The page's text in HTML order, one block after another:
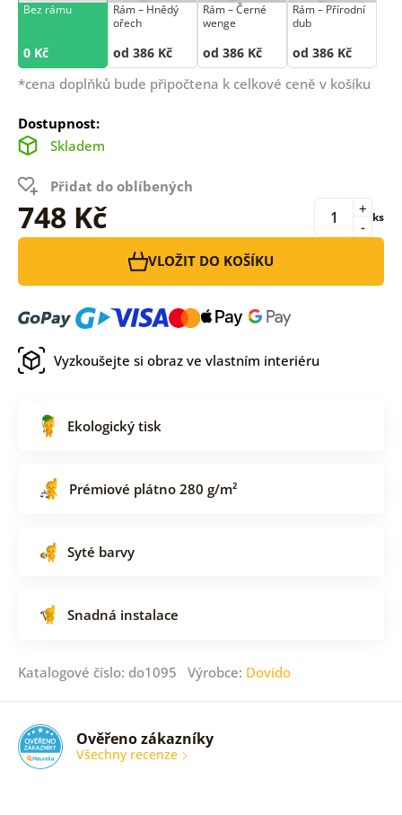
Bez rámu
0 Kč
Rám –⁠⁠⁠⁠⁠⁠ Hnědý
ořech
od 386 Kč
Rám –⁠⁠⁠⁠⁠⁠ Černé
wenge
od 386 Kč
Rám –⁠⁠⁠⁠⁠⁠ Přírodní
dub
od 386 Kč
*cena doplňků bude připočtena k celkové ceně v košíku
Dostupnost:
Skladem
Přidat do oblíbených
748 Kč -
+ ks
VLOŽIT DO KOŠÍKU
Vyzkoušejte si obraz ve vlastním interiéru
Ekologický tisk
Prémiové plátno 280 g/m²
Syté barvy
Snadná instalace
Katalogové číslo: do1095 Výrobce: Dovido
Ověřeno zákazníky
Všechny recenze